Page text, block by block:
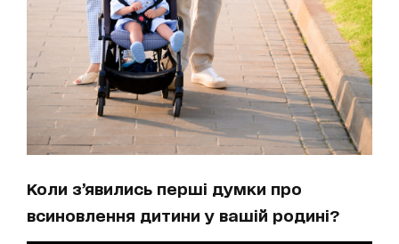
Коли з’явились перші думки про
всиновлення дитини у вашій родині?